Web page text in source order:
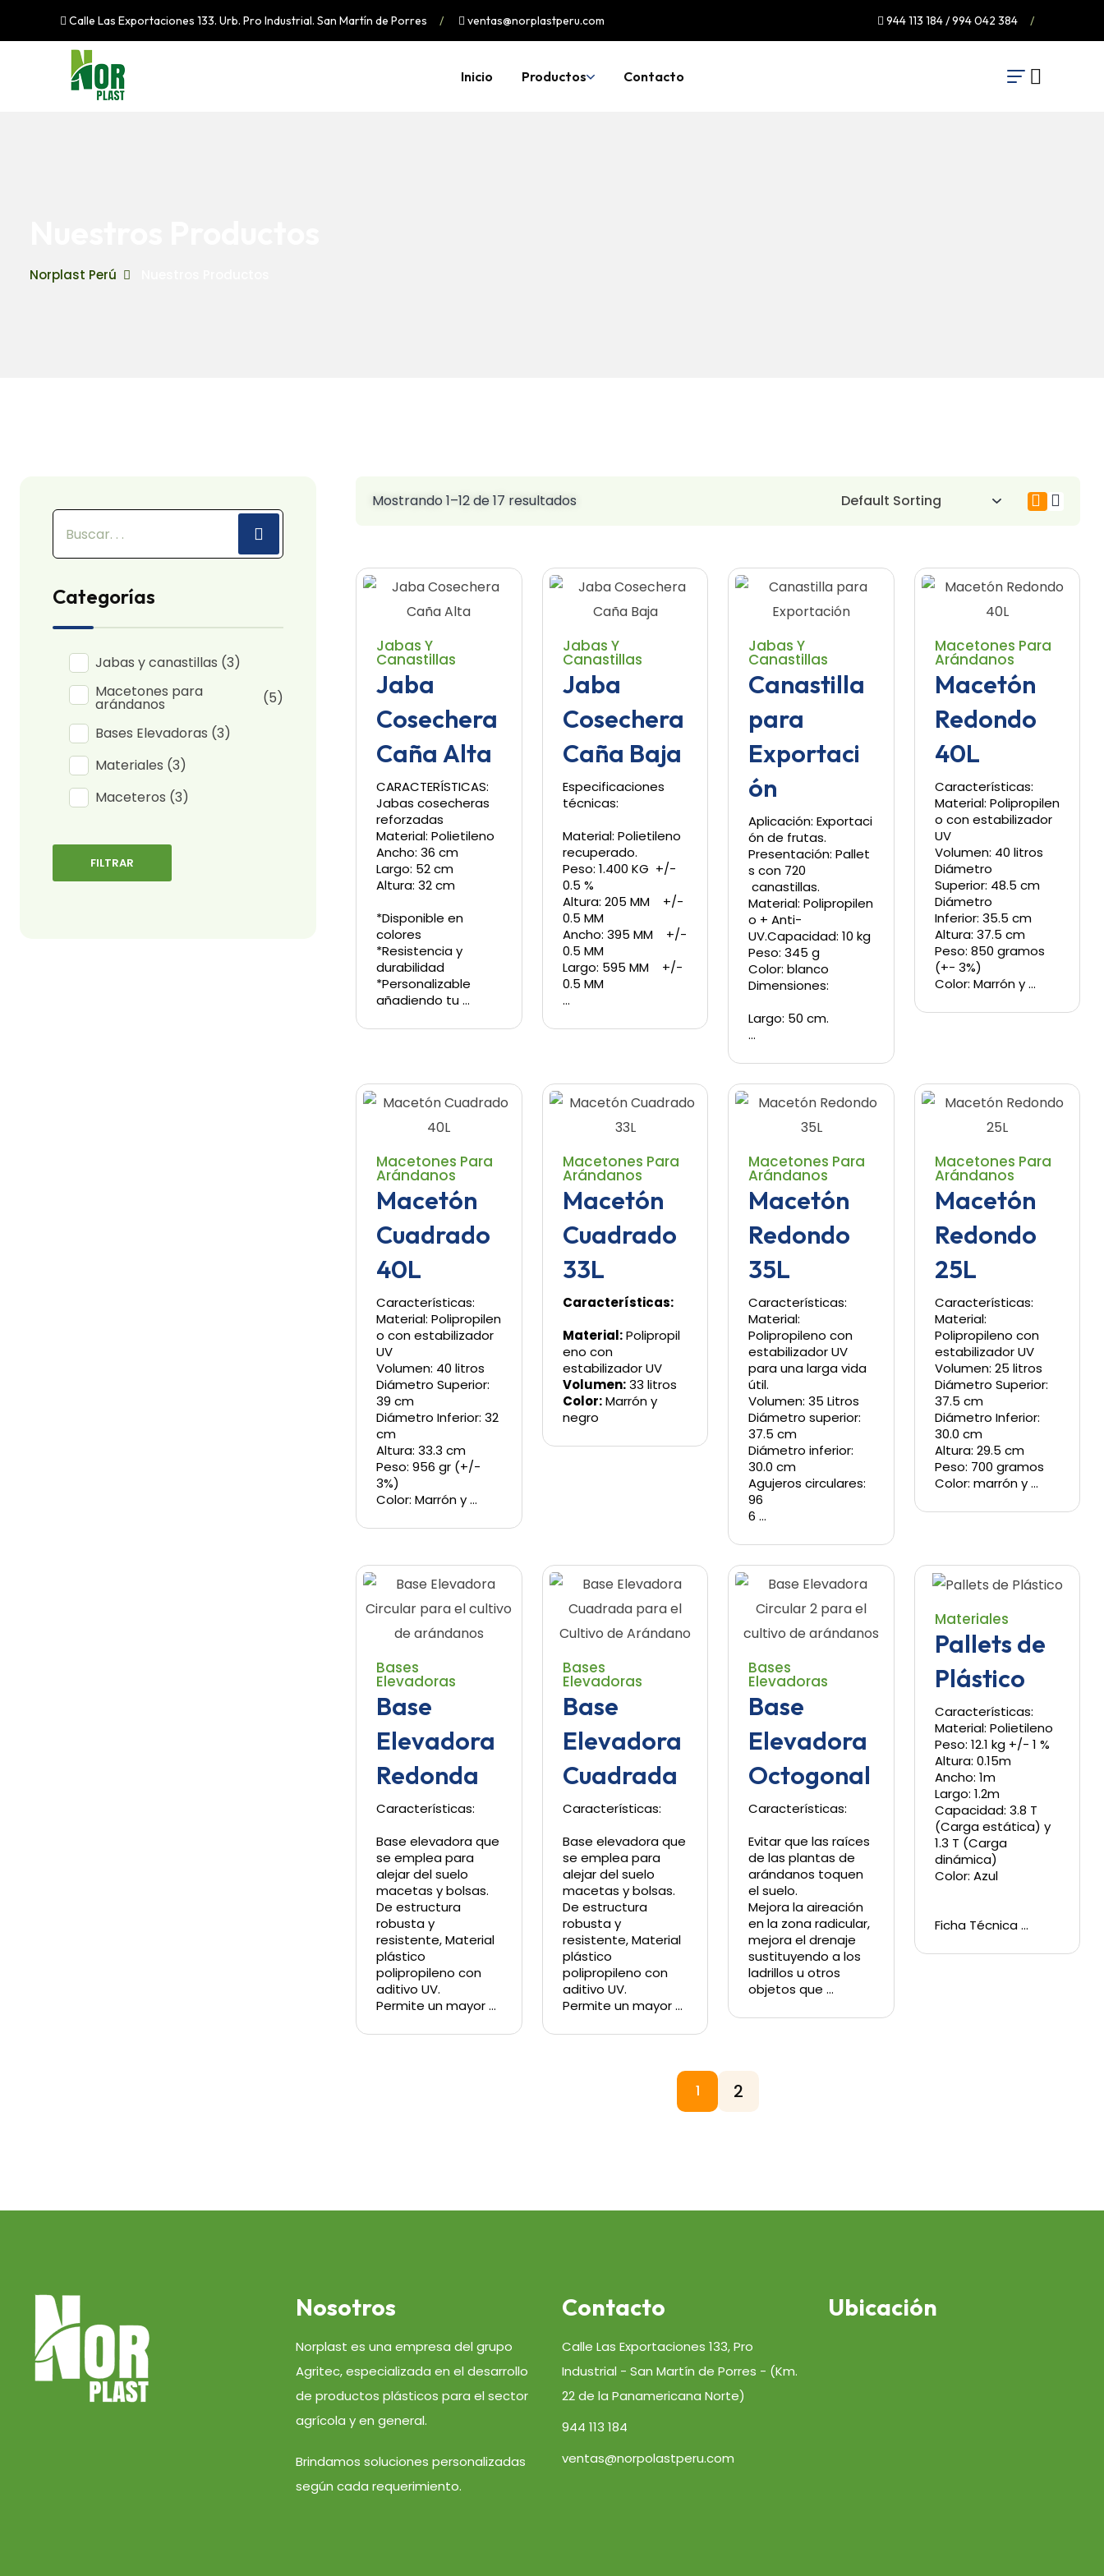
Calle Las Exportaciones 133. Urb. Pro Industrial. San Martín de Porres ventas@norplastperu.com 944 113 184 / 994 042 384
Inicio Productos Contacto
Norplast Perú
Categorías
Jabas y canastillas (3)
Macetones para
arándanos
(5)
Bases Elevadoras (3)
Materiales (3)
Maceteros (3)
FILTRAR
Mostrando 1–12 de 17 resultados
Jabas Y
Canastillas
Jaba
Cosechera
Caña Alta
CARACTERÍSTICAS:
Jabas cosecheras
reforzadas
Material: Polietileno
Ancho: 36 cm
Largo: 52 cm
Altura: 32 cm
*Disponible en
colores
*Resistencia y
durabilidad
*Personalizable
añadiendo tu …
Jabas Y
Canastillas
Jaba
Cosechera
Caña Baja
Especificaciones
técnicas:
Material: Polietileno
recuperado.
Peso: 1.400 KG +/-
0.5 %
Altura: 205 MM +/-
0.5 MM
Ancho: 395 MM +/-
0.5 MM
Largo: 595 MM +/-
0.5 MM
…
Jabas Y
Canastillas
Canastilla
para
Exportaci
ón
Aplicación: Exportaci
ón de frutas.
Presentación: Pallet
s con 720
canastillas.
Material: Polipropilen
o + Anti-
UV.Capacidad: 10 kg
Peso: 345 g
Color: blanco
Dimensiones:
Largo: 50 cm.
…
Macetones Para
Arándanos
Macetón
Redondo
40L
Características:
Material: Polipropilen
o con estabilizador
UV
Volumen: 40 litros
Diámetro
Superior: 48.5 cm
Diámetro
Inferior: 35.5 cm
Altura: 37.5 cm
Peso: 850 gramos
(+- 3%)
Color: Marrón y …
Macetones Para
Arándanos
Macetón
Cuadrado
40L
Características:
Material: Polipropilen
o con estabilizador
UV
Volumen: 40 litros
Diámetro Superior:
39 cm
Diámetro Inferior: 32
cm
Altura: 33.3 cm
Peso: 956 gr (+/-
3%)
Color: Marrón y …
Macetones Para
Arándanos
Macetón
Cuadrado
33L
Características:
Material:Polipropil
eno con
estabilizador UV
Volumen:33 litros
Color:Marrón y
negro
Macetones Para
Arándanos
Macetón
Redondo
35L
Características:
Material:
Polipropileno con
estabilizador UV
para una larga vida
útil.
Volumen: 35 Litros
Diámetro superior:
37.5 cm
Diámetro inferior:
30.0 cm
Agujeros circulares:
96
6 …
Macetones Para
Arándanos
Macetón
Redondo
25L
Características:
Material:
Polipropileno con
estabilizador UV
Volumen: 25 litros
Diámetro Superior:
37.5 cm
Diámetro Inferior:
30.0 cm
Altura: 29.5 cm
Peso: 700 gramos
Color: marrón y …
Bases
Elevadoras
Base
Elevadora
Redonda
Características:
Base elevadora que
se emplea para
alejar del suelo
macetas y bolsas.
De estructura
robusta y
resistente, Material
plástico
polipropileno con
aditivo UV.
Permite un mayor …
Bases
Elevadoras
Base
Elevadora
Cuadrada
Características:
Base elevadora que
se emplea para
alejar del suelo
macetas y bolsas.
De estructura
robusta y
resistente, Material
plástico
polipropileno con
aditivo UV.
Permite un mayor …
Bases
Elevadoras
Base
Elevadora
Octogonal
Características:
Evitar que las raíces
de las plantas de
arándanos toquen
el suelo.
Mejora la aireación
en la zona radicular,
mejora el drenaje
sustituyendo a los
ladrillos u otros
objetos que …
Materiales
Pallets de
Plástico
Características:
Material: Polietileno
Peso: 12.1 kg +/- 1 %
Altura: 0.15m
Ancho: 1m
Largo: 1.2m
Capacidad: 3.8 T
(Carga estática) y
1.3 T (Carga
dinámica)
Color: Azul
Ficha Técnica …
1 2
Nosotros
Norplast es una empresa del grupo
Agritec, especializada en el desarrollo
de productos plásticos para el sector
agrícola y en general.
Brindamos soluciones personalizadas
según cada requerimiento.
Contacto
Calle Las Exportaciones 133, Pro
Industrial - San Martín de Porres - (Km.
22 de la Panamericana Norte)
944 113 184
ventas@norpolastperu.com
Ubicación